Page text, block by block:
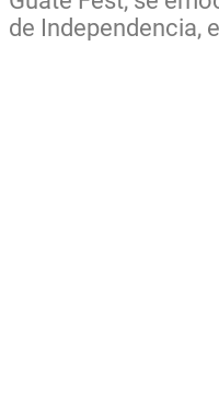
de Independencia,